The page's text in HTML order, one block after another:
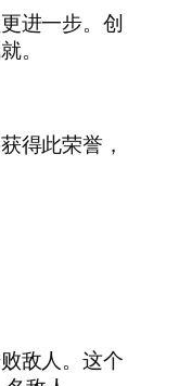
进一步。创
。
得此荣誉，
敌人。这个